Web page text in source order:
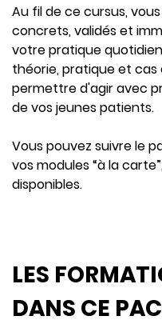
Au fil de ce cursus,
concrets, validés et
votre pratique
théorie, pratique et cas
permettre d'agir avec
de vos jeunes patients.
Vous pouvez suivre le
vos modules “à la
disponibles.
LES
DANS CE